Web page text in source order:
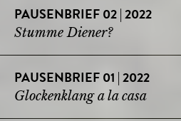
PAUSENBRIEF 02 | 2022
Stumme Diener?
PAUSENBRIEF 01 | 2022
Glockenklang a la casa